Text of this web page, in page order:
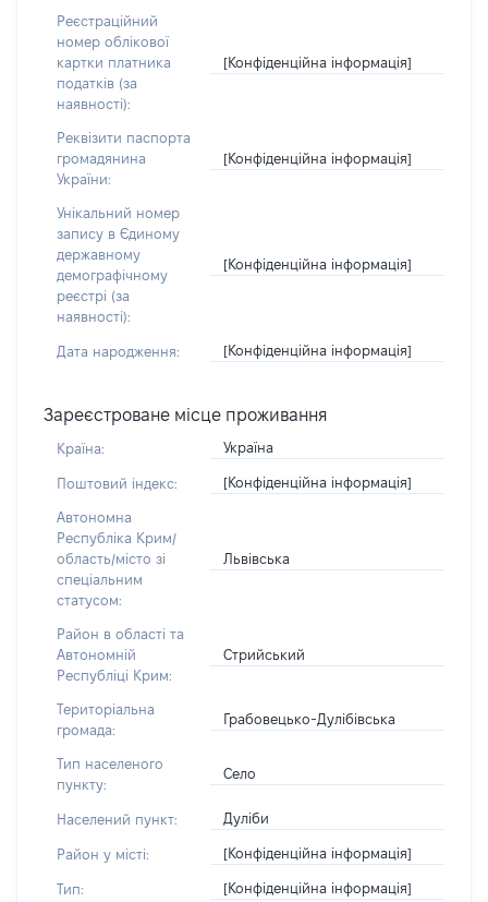
Реєстраційний
номер облікової
картки платника
податків (за
наявності):
[Конфіденційна інформація]
Реквізити паспорта
громадянина
України:
[Конфіденційна інформація]
Унікальний номер
запису в Єдиному
державному
демографічному
реєстрі (за
наявності):
[Конфіденційна інформація]
Дата народження: [Конфіденційна інформація]
Зареєстроване місце проживання
Країна: Україна
Поштовий індекс: [Конфіденційна інформація]
Автономна
Республіка Крим/
область/місто зі
спеціальним
статусом:
Львівська
Район в області та
Автономній
Республіці Крим:
Стрийський
Територіальна
громада:
Грабовецько-Дулібівська
Тип населеного
пункту:
Село
Населений пункт: Дуліби
Район у місті: [Конфіденційна інформація]
Тип: [Конфіденційна інформація]